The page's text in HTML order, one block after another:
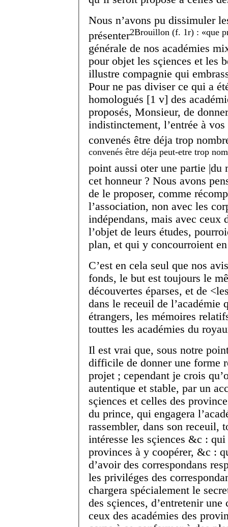
Nous n’avons pu dissimuler
présenter2Brouillon (f. 1r) : que
générale de nos académies
pour objet les sçiences et les
illustre compagnie qui
Pour ne pas diviser ce qui a
homologués [1 v] des
proposés, Monsieur, de
indistinctement, l’entrée à
convenés être déja trop
convenés être déja peut-etre trop
point aussi oter une partie |du
cet honneur ? Nous avons
de le proposer, comme
l’association, non avec les
indépendans, mais avec ceux
l’objet de leurs études,
plan, et qui y concourroient
C’est en cela seul que nos
fonds, le but est toujours le
découvertes éparses, et de
dans le receuil de
étrangers, les mémoires
touttes les académies du
Il est vrai que, sous notre
difficile de donner une forme
projet ; cependant je crois
autentique et stable, par un
sçiences et celles des
du prince, qui engagera
rassembler, dans son receuil,
intéresse les sçiences &c :
provinces à y coopérer, &c :
d’avoir des correspondans
les priviléges des
chargera spécialement le
des sçiences, d’entretenir
ceux des académies des